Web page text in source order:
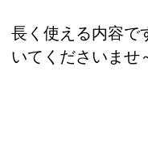
長く使える内容で
いてくださいませ